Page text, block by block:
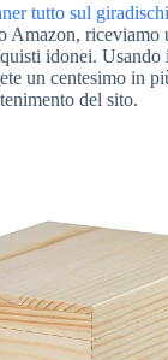
Amazon, riceviamo
idonei.
un centesimo in
del sito.